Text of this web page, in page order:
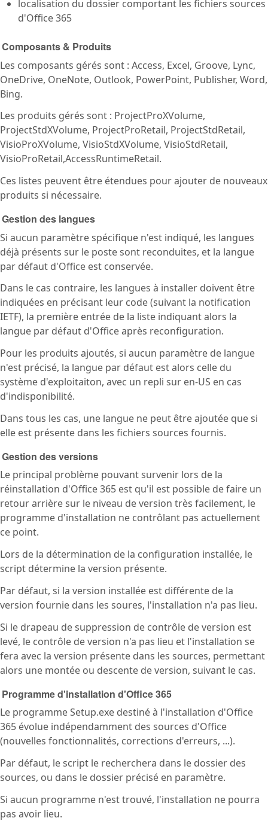
localisation du dossier comportant les fichiers sources
d'Office 365
Composants & Produits
Les composants gérés sont : Access, Excel, Groove, Lync,
OneDrive, OneNote, Outlook, PowerPoint, Publisher, Word,
Bing.
Les produits gérés sont : ProjectProXVolume,
ProjectStdXVolume, ProjectProRetail, ProjectStdRetail,
VisioProXVolume, VisioStdXVolume, VisioStdRetail,
VisioProRetail,AccessRuntimeRetail.
Ces listes peuvent être étendues pour ajouter de nouveaux
produits si nécessaire.
Gestion des langues
Si aucun paramètre spécifique n'est indiqué, les langues
déjà présents sur le poste sont reconduites, et la langue
par défaut d'Office est conservée.
Dans le cas contraire, les langues à installer doivent être
indiquées en précisant leur code (suivant la notification
IETF), la première entrée de la liste indiquant alors la
langue par défaut d'Office après reconfiguration.
Pour les produits ajoutés, si aucun paramètre de langue
n'est précisé, la langue par défaut est alors celle du
système d'exploitaiton, avec un repli sur en-US en cas
d'indisponibilité.
Dans tous les cas, une langue ne peut être ajoutée que si
elle est présente dans les fichiers sources fournis.
Gestion des versions
Le principal problème pouvant survenir lors de la
réinstallation d'Office 365 est qu'il est possible de faire un
retour arrière sur le niveau de version très facilement, le
programme d'installation ne contrôlant pas actuellement
ce point.
Lors de la détermination de la configuration installée, le
script détermine la version présente.
Par défaut, si la version installée est différente de la
version fournie dans les soures, l'installation n'a pas lieu.
Si le drapeau de suppression de contrôle de version est
levé, le contrôle de version n'a pas lieu et l'installation se
fera avec la version présente dans les sources, permettant
alors une montée ou descente de version, suivant le cas.
Programme d'installation d'Office 365
Le programme Setup.exe destiné à l'installation d'Office
365 évolue indépendamment des sources d'Office
(nouvelles fonctionnalités, corrections d'erreurs, ...).
Par défaut, le script le recherchera dans le dossier des
sources, ou dans le dossier précisé en paramètre.
Si aucun programme n'est trouvé, l'installation ne pourra
pas avoir lieu.